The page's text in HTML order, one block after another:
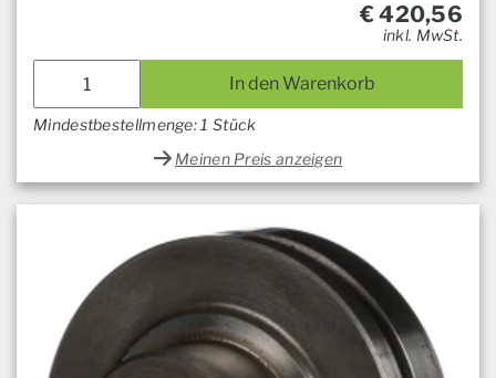
€420,56
inkl. MwSt.
In den Warenkorb
Mindestbestellmenge: 1 Stück
Meinen Preis anzeigen